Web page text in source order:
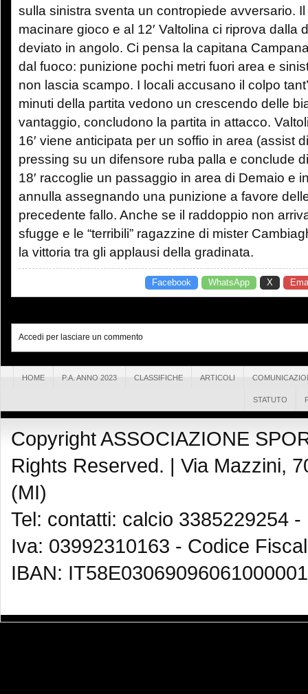
sulla sinistra sventa un contropiede avversario.
macinare gioco e al 12′ Valtolina ci riprova dalla
deviato in angolo. Ci pensa la capitana
dal fuoco: punizione pochi metri fuori area e
non lascia scampo. I locali accusano il colpo
minuti della partita vedono un crescendo delle
vantaggio, concludono la partita in attacco.
16′ viene anticipata per un soffio in area (assist
pressing su un difensore ruba palla e conclude
18′ raccoglie un passaggio in area di Demaio e
annulla assegnando una punizione a favore
precedente fallo. Anche se il raddoppio non
sfugge e le “terribili” ragazzine di mister
la vittoria tra gli applausi della gradinata.
Facebook WhatsApp X
Accedi per lasciare un commento
HOME P.A. ANNO 2023 CLASSIFICHE ARTICOLI
STATUTO
Copyright ASSOCIAZIONE
Rights Reserved. | Via Mazzini,
(MI)
Tel: contatti: calcio 3385229254
Iva: 03992310163 - Codice
IBAN: